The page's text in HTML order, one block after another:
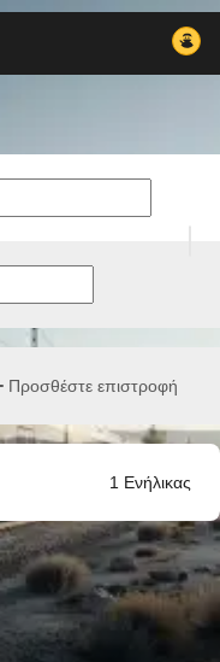
Προσθέστε επιστροφή
1 Ενήλικας